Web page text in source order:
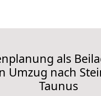
als
Umzug nach
Taunus